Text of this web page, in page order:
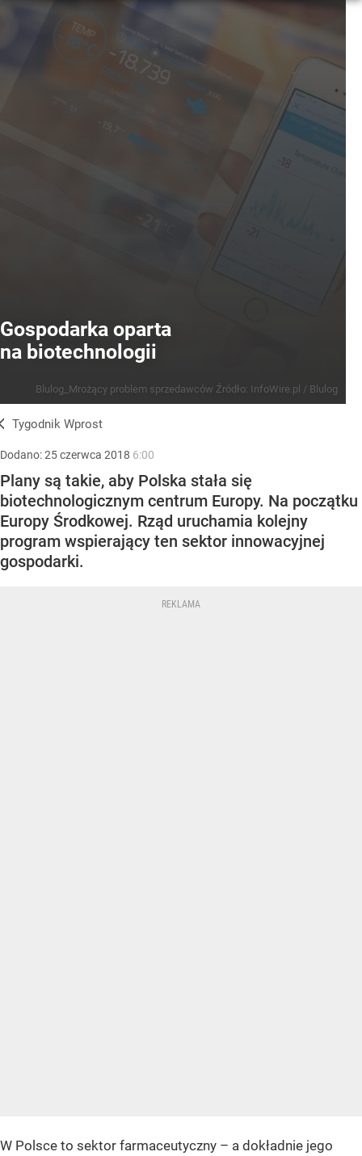
Gospodarka oparta
na biotechnologii
Blulog_Mrożący problem sprzedawców Źródło: InfoWire.pl / Blulog
Tygodnik Wprost
Dodano:25czerwca 2018 6:00
Plany są takie, aby Polska stała się
biotechnologicznym centrum Europy. Na początku
Europy Środkowej. Rząd uruchamia kolejny
program wspierający ten sektor innowacyjnej
gospodarki.
W Polsce to sektor farmaceutyczny – a dokładnie jego